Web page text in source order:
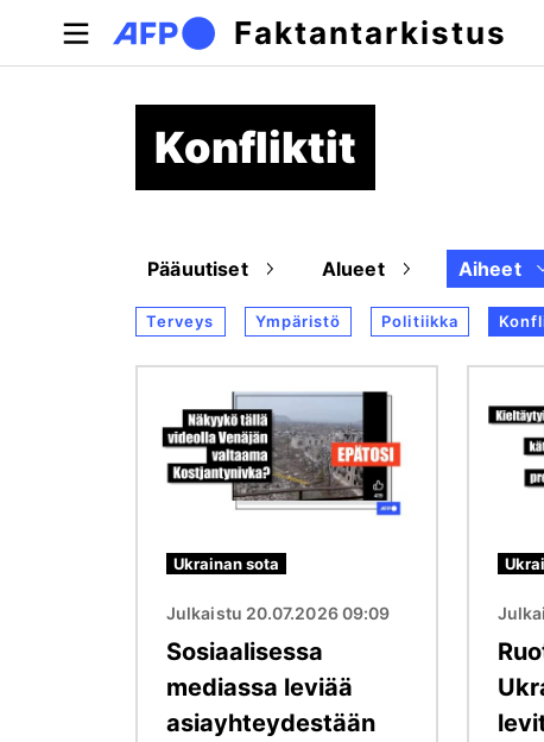
Hyppää pääsisältöön
Faktantarkistus
Konfliktit
Pääuutiset Alueet Aiheet
Terveys Ympäristö Politiikka
Ukrainan sota
Julkaistu 20.07.2026 09:09
Sosiaalisessa
mediassa leviää
asiayhteydestään